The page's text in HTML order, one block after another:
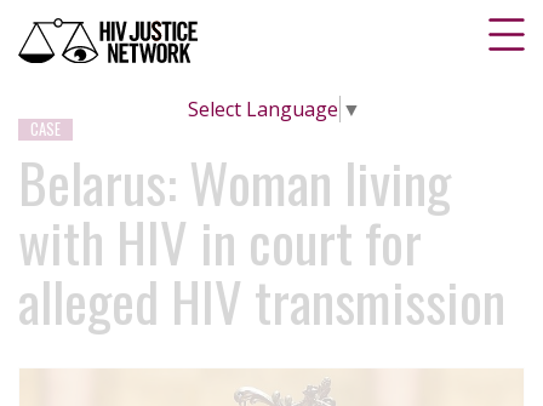
Select Language ▼
CASE
Belarus: Woman living
with HIV in court for
alleged HIV transmission